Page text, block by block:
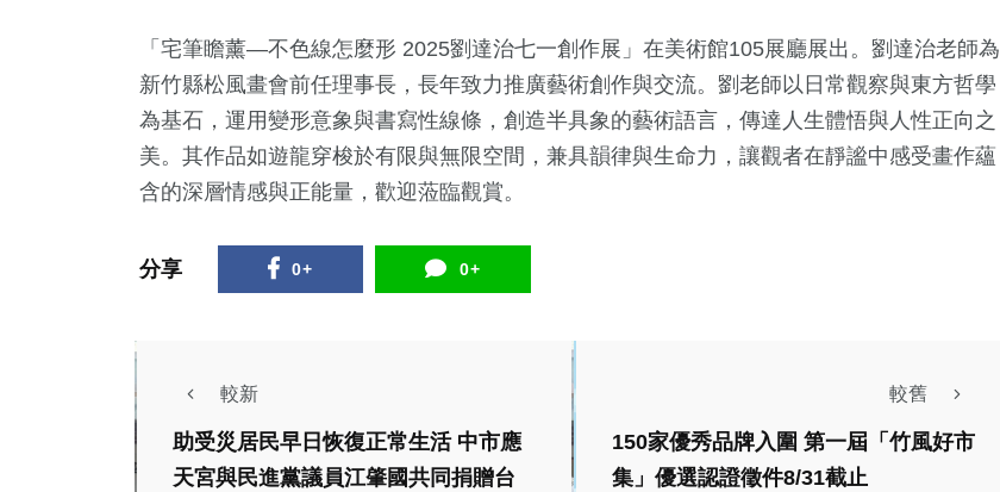
「宅筆瞻薰—不色線怎麼形 2025劉達治七一創作展」在美術館105展廳展出。劉達治老師為
新竹縣松風畫會前任理事長，長年致力推廣藝術創作與交流。劉老師以日常觀察與東方哲學
為基石，運用變形意象與書寫性線條，創造半具象的藝術語言，傳達人生體悟與人性正向之
美。其作品如遊龍穿梭於有限與無限空間，兼具韻律與生命力，讓觀者在靜謐中感受畫作蘊
含的深層情感與正能量，歡迎蒞臨觀賞。
分享 0+ 0+
較新
助受災居民早日恢復正常生活 中市應
天宮與民進黨議員江肇國共同捐贈台
較舊
150家優秀品牌入圍 第一屆「竹風好市
集」優選認證徵件8/31截止
社會 生活